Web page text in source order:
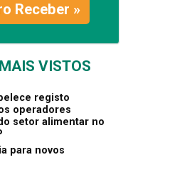
Receber »
VISTOS
registo
operadores
setor alimentar no
para novos